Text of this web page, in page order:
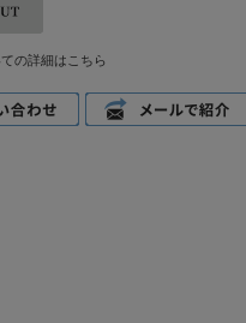
の詳細はこちら